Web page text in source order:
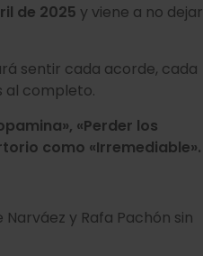
de 2025 y viene a no dejar
sentir cada acorde, cada
al completo.
«Perder los
como «Irremediable».
y Rafa Pachón sin